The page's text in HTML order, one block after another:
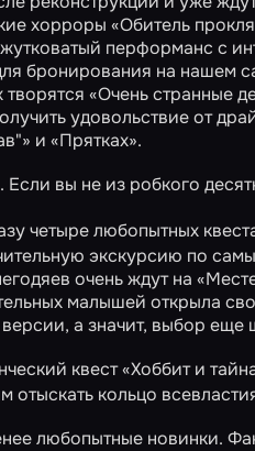
хорроры «Обитель
перформанс с
бронирования на нашем
«Очень странные
удовольствие от
и «Прятках».
. Если вы не из робкого
четыре любопытных
экскурсию по
очень ждут на
малышей открыла
а значит, выбор еще
квест«Хоббит и
кольцо
любопытные новинки.